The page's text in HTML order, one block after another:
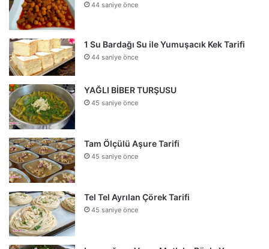
44 saniye önce
1 Su Bardağı Su ile Yumuşacık Kek Tarifi
44 saniye önce
YAĞLI BİBER TURŞUSU
45 saniye önce
Tam Ölçülü Aşure Tarifi
45 saniye önce
Tel Tel Ayrılan Çörek Tarifi
45 saniye önce